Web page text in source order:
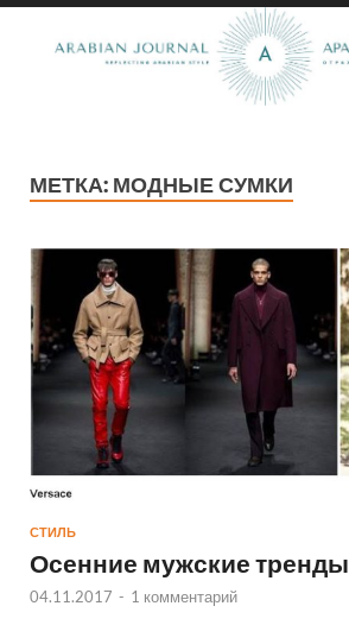
МЕТКА: МОДНЫЕ СУМКИ
СТИЛЬ
Осенние мужские тренды
04.11.2017 - 1 комментарий